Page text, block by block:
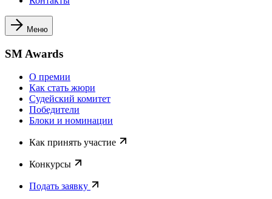
Меню
SM Awards
О премии
Как стать жюри
Судейский комитет
Победители
Блоки и номинации
Как принять участие
Конкурсы
Подать заявку